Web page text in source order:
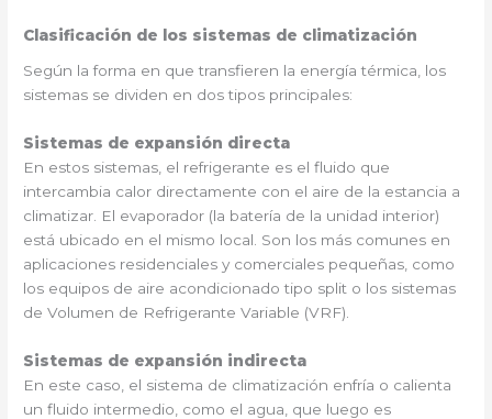
Clasificación de los sistemas de climatización
Según la forma en que transfieren la energía térmica, los
sistemas se dividen en dos tipos principales:
Sistemas de expansión directa
En estos sistemas, el refrigerante es el fluido que
intercambia calor directamente con el aire de la estancia a
climatizar. El evaporador (la batería de la unidad interior)
está ubicado en el mismo local. Son los más comunes en
aplicaciones residenciales y comerciales pequeñas, como
los equipos de aire acondicionado tipo split o los sistemas
de Volumen de Refrigerante Variable (VRF).
Sistemas de expansión indirecta
En este caso, el sistema de climatización enfría o calienta
un fluido intermedio, como el agua, que luego es